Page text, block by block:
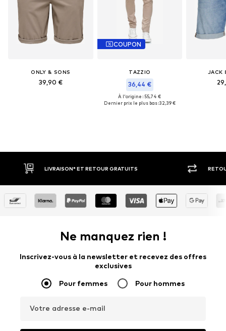
ONLY & SONS
39,90 €
COUPON
TAZZIO
36,44 €
À l'origine : 55,74 €
Dernier prix le plus bas :32,39 €
JACK
RETOUR SOUS 30 JOURS
Ne manquez rien !
Inscrivez-vous à la newsletter et recevez des offres
exclusives
Pour femmes Pour hommes
Votre adresse e-mail